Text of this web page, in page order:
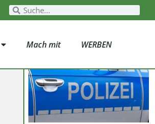
Mach mit WERBEN